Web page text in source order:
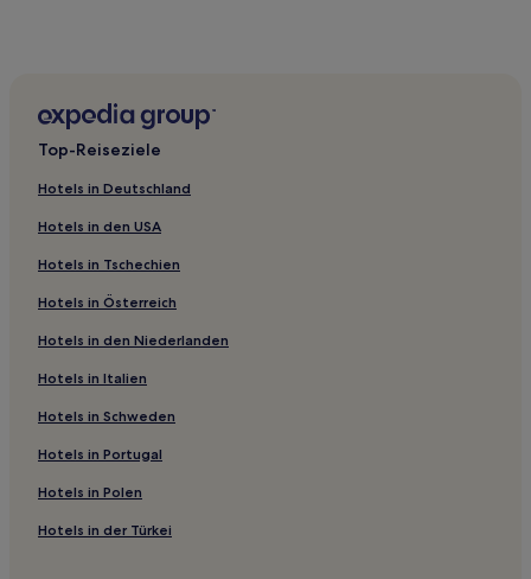
Itapora Zentrum: Hotels
Jardim Hotels
São Luís I: Hotels
Copacabana: Hotels
Morumbi Hotels
Bela Vista Hotels
Carandá Bosque: Hotels
Mato Grosso do Sul: Hotels
Königlicher Park: Hotels
Caarapó Hotels
Miranda Hotels
Hotels nahe Museum Erva Mate
Top-Reiseziele
Hotels in Deutschland
Hotels in den USA
Hotels in Tschechien
Hotels in Österreich
Hotels in den Niederlanden
Hotels in Italien
Hotels in Schweden
Hotels in Portugal
Hotels in Polen
Hotels in der Türkei